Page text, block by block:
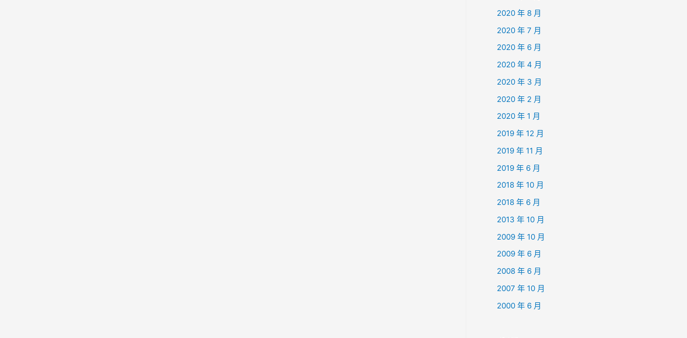
2020 年 8 月
2020 年 7 月
2020 年 6 月
2020 年 4 月
2020 年 3 月
2020 年 2 月
2020 年 1 月
2019 年 12 月
2019 年 11 月
2019 年 6 月
2018 年 10 月
2018 年 6 月
2013 年 10 月
2009 年 10 月
2009 年 6 月
2008 年 6 月
2007 年 10 月
2000 年 6 月